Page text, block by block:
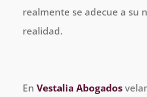
realmente se adecue a su
realidad.
En Vestalia Abogados